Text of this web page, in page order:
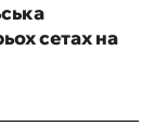
сетах на